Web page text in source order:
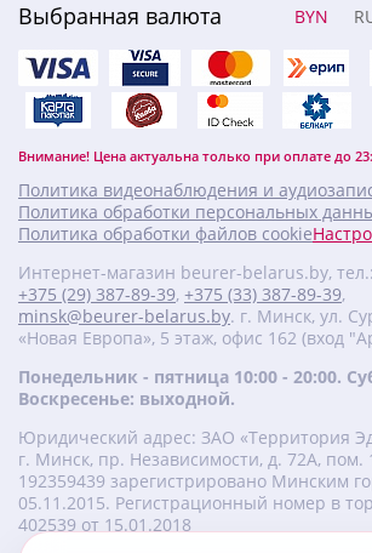
Выбранная валюта BYN
Внимание! Цена актуальна только при оплате до
Политика видеонаблюдения и
Политика обработки персональных
Политика обработки файлов cookie
Интернет-магазин beurer-belarus.by, тел.:
+375 (29) 387-89-39, +375 (33) 387-89-39,
minsk@beurer-belarus.by. г. Минск, ул.
«Новая Европа», 5 этаж, офис 162 (вход
Понедельник - пятница 10:00 - 20:00.
Воскресенье: выходной.
Юридический адрес: ЗАО «Территория
г. Минск, пр. Независимости, д. 72А,
‎192359439 зарегистрировано Минским
05.11.2015. Регистрационный номер в
402539 от 15.01.2018